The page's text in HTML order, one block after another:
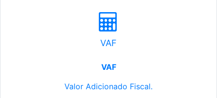
VAF
VAF
Valor Adicionado Fiscal.